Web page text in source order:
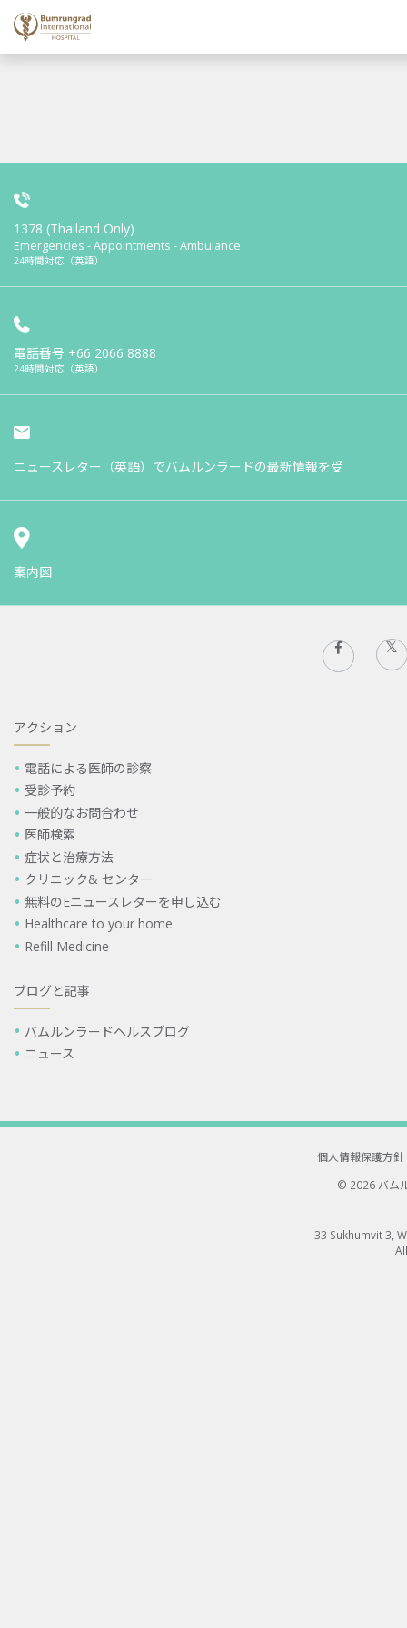
1378 (Thailand Only)
Emergencies - Appointments - Ambulance
24時間対応（英語）
電話番号 +66 2066 8888
24時間対応（英語）
ニュースレター（英語）でバムルンラードの最新情報を受
案内図
アクション
電話による医師の診察
受診予約
一般的なお問合わせ
医師検索
症状と治療方法
クリニック& センター
無料のEニュースレターを申し込む
Healthcare to your home
Refill Medicine
ブログと記事
バムルンラードヘルスブログ
ニュース
個人情報保護方針
© 2026 バム
33 Sukhumvit 3,